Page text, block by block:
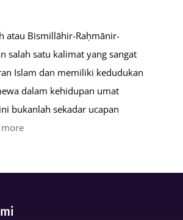
atau Bismillāhir-Raḥmānir-
salah satu kalimat yang sangat
Islam dan memiliki kedudukan
dalam kehidupan umat
bukanlah sekadar ucapan
more: